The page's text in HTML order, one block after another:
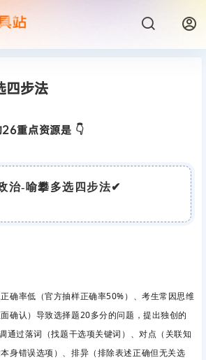
四步法
重点资源是 👇
治-喻攀多选四步法✔
确率低（官方抽样正确率50%）、考生常因思维
确认）导致选择题20多分的问题，提出独创的
通过落词（找题干选项关键词）、对点（关联知
身错误选项）、排异（排除表述正确但无关选